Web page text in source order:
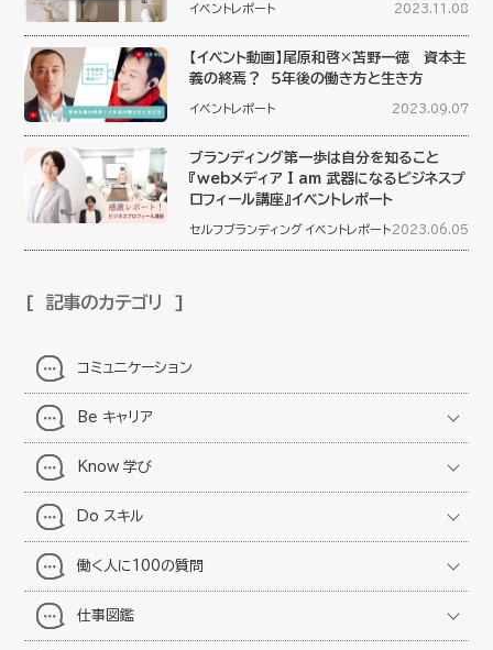
イベントレポート 2023.11.08
【イベント動画】尾原和啓×苫野一徳 資本主
義の終焉？ ５年後の働き方と生き方
イベントレポート 2023.09.07
ブランディング第一歩は自分を知ること
『webメディア I am 武器になるビジネスプ
ロフィール講座』イベントレポート
セルフブランディング イベントレポート 2023.06.05
記事のカテゴリ
コミュニケーション
Be キャリア
Know 学び
Do スキル
働く人に100の質問
仕事図鑑